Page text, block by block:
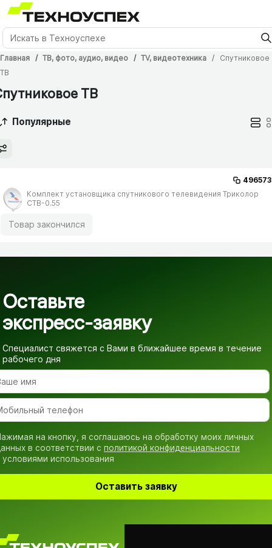
Главная ТВ, фото, аудио, видео TV, видеотехника
Спутниковое
ТВ
ТВ
Популярные
496573
Комплект установщика спутникового телевидения Триколор
СТВ-0.55
Товар закончился
Оставьте
экспресс-заявку
Специалист свяжется с Вами в ближайшее время в течение
рабочего дня
на кнопку, я соглашаюсь на обработку моих личных
в соответствии с политикой конфиденциальности
условиями использования
Оставить заявку